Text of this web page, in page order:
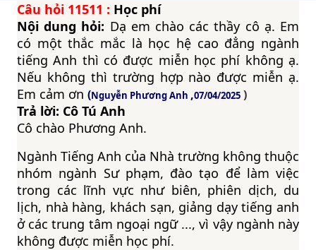
Câu hỏi 11511 : Học phí
Nội dung hỏi: Dạ em chào các thầy cô ạ. Em
có một thắc mắc là học hệ cao đẳng ngành
tiếng Anh thì có được miễn học phí không ạ.
Nếu không thì trường hợp nào được miễn ạ.
Em cảm ơn (Nguyễn Phương Anh ,07/04/2025 )
Trả lời: Cô Tú Anh
Cô chào Phương Anh.
Ngành Tiếng Anh của Nhà trường không thuộc
nhóm ngành Sư phạm, đào tạo để làm việc
trong các lĩnh vực như biên, phiên dịch, du
lịch, nhà hàng, khách sạn, giảng dạy tiếng anh
ở các trung tâm ngoại ngữ ..., vì vậy ngành này
không được miễn học phí.